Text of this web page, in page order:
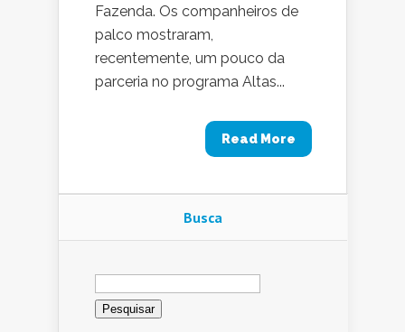
Fazenda. Os companheiros de
palco mostraram,
recentemente, um pouco da
parceria no programa Altas...
Read More
Busca
Pesquisar
por: